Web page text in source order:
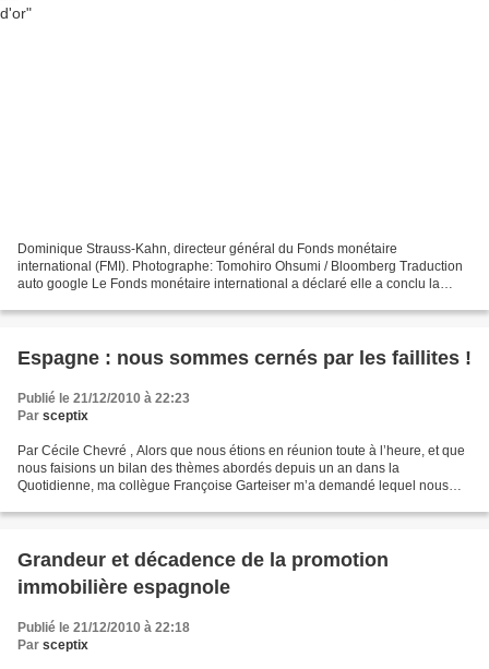
Dominique Strauss-Kahn, directeur général du Fonds monétaire
international (FMI). Photographe: Tomohiro Ohsumi / Bloomberg Traduction
auto google Le Fonds monétaire international a déclaré elle a conclu la
Espagne : nous sommes cernés par les faillites !
Publié le 21/12/2010 à 22:23
Par sceptix
Par Cécile Chevré , Alors que nous étions en réunion toute à l’heure, et que
nous faisions un bilan des thèmes abordés depuis un an dans la
Quotidienne, ma collègue Françoise Garteiser m’a demandé lequel nous
Grandeur et décadence de la promotion
immobilière espagnole
Publié le 21/12/2010 à 22:18
Par sceptix